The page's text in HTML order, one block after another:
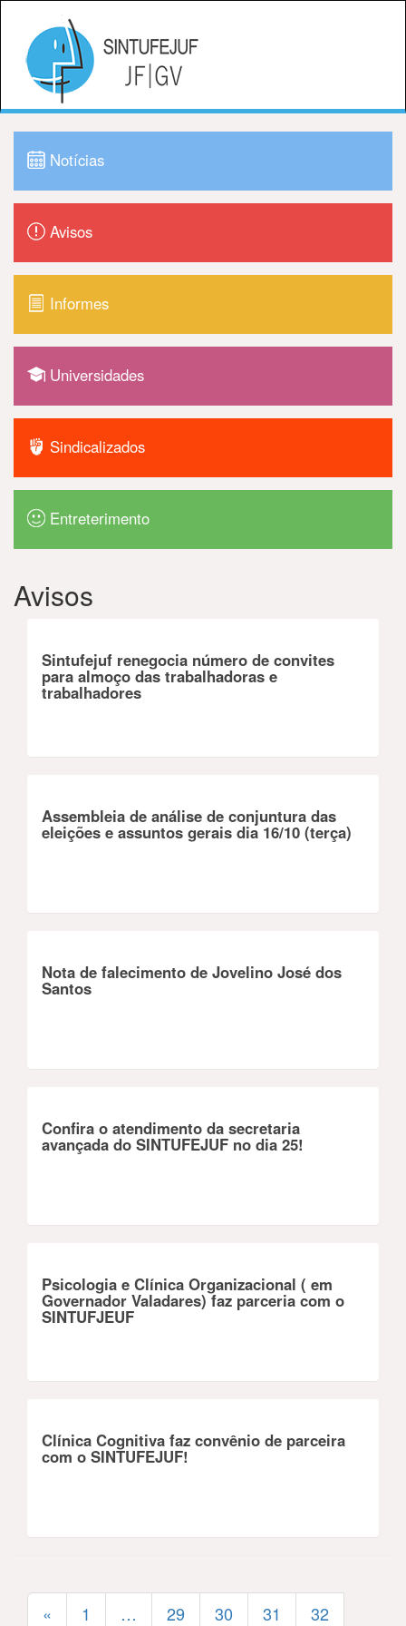
Notícias
Avisos
Informes
Universidades
Sindicalizados
Entreterimento
Avisos
Sintufejuf renegocia número de convites
para almoço das trabalhadoras e
trabalhadores
Assembleia de análise de conjuntura das
eleições e assuntos gerais dia 16/10 (terça)
Nota de falecimento de Jovelino José dos
Santos
Confira o atendimento da secretaria
avançada do SINTUFEJUF no dia 25!
Psicologia e Clínica Organizacional ( em
Governador Valadares) faz parceria com o
SINTUFJEUF
Clínica Cognitiva faz convênio de parceira
com o SINTUFEJUF!
« 1 … 29 30 31 32